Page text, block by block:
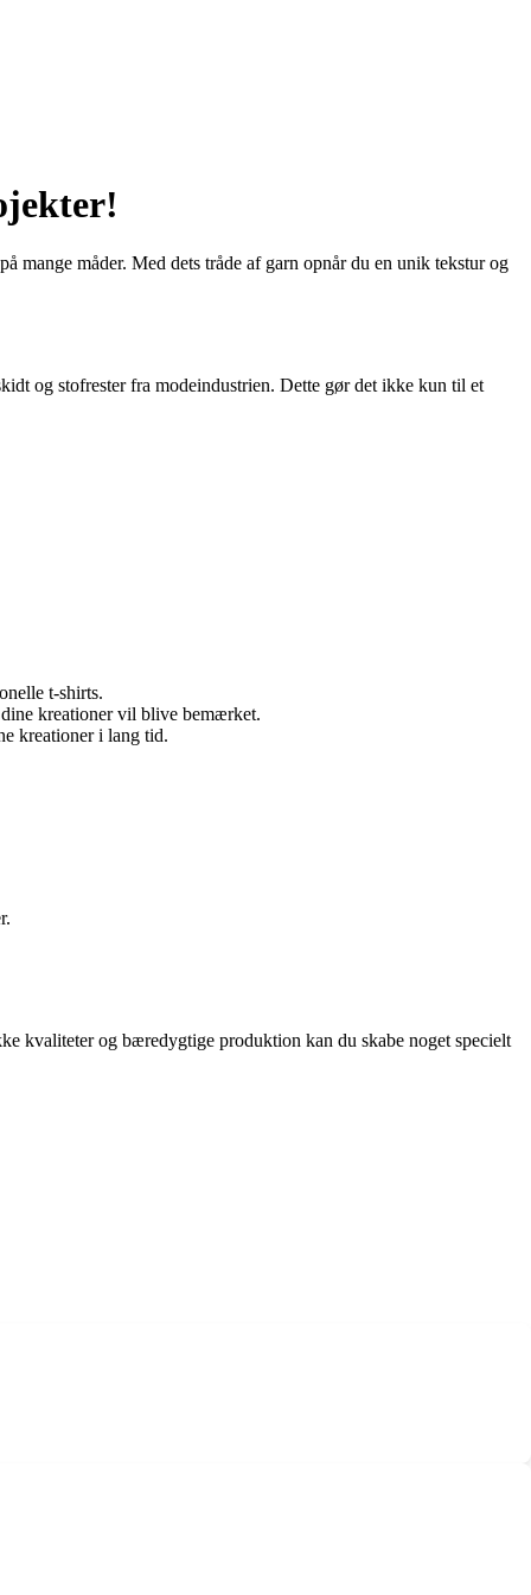
mange måder. Med dets tråde af garn opnår du en unik tekstur og
og stofrester fra modeindustrien. Dette gør det ikke kun til et
t-shirts.
kreationer vil blive bemærket.
kreationer i lang tid.
kvaliteter og bæredygtige produktion kan du skabe noget specielt